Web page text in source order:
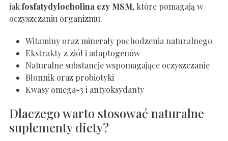
jakfosfatydylocholina czy MSM, które pomagają w
oczyszczaniu organizmu.
Witaminy oraz minerały pochodzenia naturalnego
Ekstrakty z ziół i adaptogenów
Naturalne substancje wspomagające oczyszczanie
Błonnik oraz probiotyki
Kwasy omega-3 i antyoksydanty
Dlaczego warto stosować naturalne
suplementy diety?